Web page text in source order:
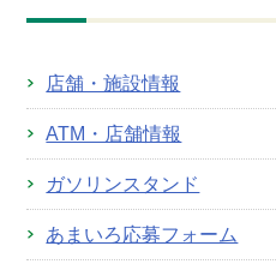
店舗・施設情報
ATM・店舗情報
ガソリンスタンド
あまいろ応募フォーム